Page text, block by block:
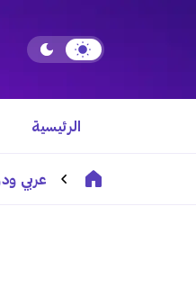
الرئيسية
عربي